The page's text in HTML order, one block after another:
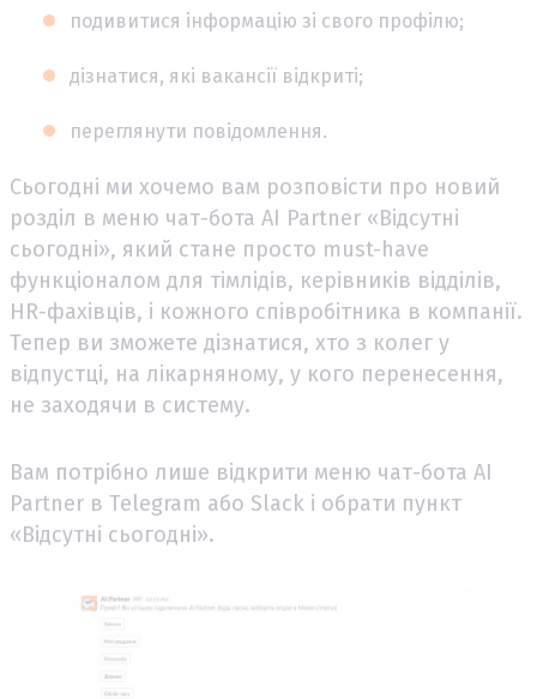
подивитися інформацію зі свого профілю;
дізнатися, які вакансії відкриті;
переглянути повідомлення.
Сьогодні ми хочемо вам розповісти про новий
розділ в меню чат-бота AI Partner «Відсутні
сьогодні», який стане просто must-have
функціоналом для тімлідів, керівників відділів,
HR-фахівців, і кожного співробітника в компанії.
Тепер ви зможете дізнатися, хто з колег у
відпустці, на лікарняному, у кого перенесення,
не заходячи в систему.
Вам потрібно лише відкрити меню чат-бота AI
Partner в Telegram або Slack і обрати пункт
«Відсутні сьогодні».